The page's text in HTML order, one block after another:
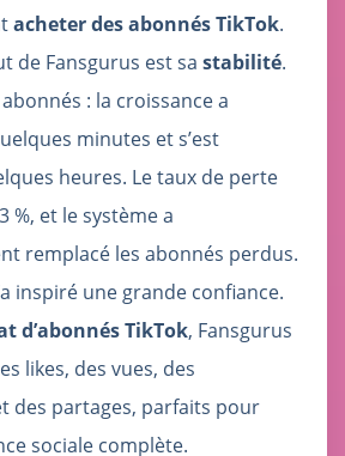
acheter des abonnés TikTok.
de Fansgurus est sa stabilité.
abonnés : la croissance a
minutes et s’est
heures. Le taux de perte
%, et le système a
remplacé les abonnés perdus.
inspiré une grande confiance.
d’abonnés TikTok, Fansgurus
likes, des vues, des
des partages, parfaits pour
sociale complète.